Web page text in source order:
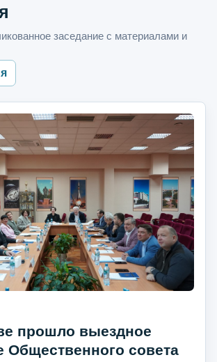
заседание с материалами и
прошло выездное
Общественного совета